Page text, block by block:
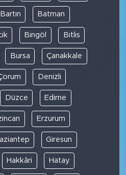
Bartın Batman
Bingöl Bitlis
Bursa Çanakkale
Denizli
Düzce Edirne
Erzurum
Giresun
Hakkâri Hatay